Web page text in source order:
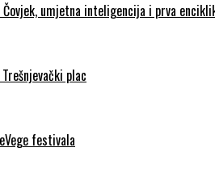
umjetna inteligencija i prva
plac
festivala